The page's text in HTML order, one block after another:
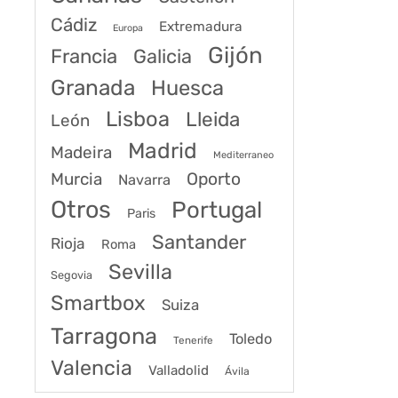
Cádiz
Europa Extremadura
Francia Galicia Gijón
Granada Huesca
León Lisboa Lleida
Madeira Madrid Mediterraneo
Murcia Navarra Oporto
Otros Paris Portugal
Rioja Roma Santander
Segovia
Sevilla
Smartbox
Suiza
Tarragona Tenerife Toledo
Valencia Valladolid Ávila